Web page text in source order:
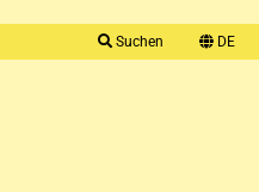
Suchen DE